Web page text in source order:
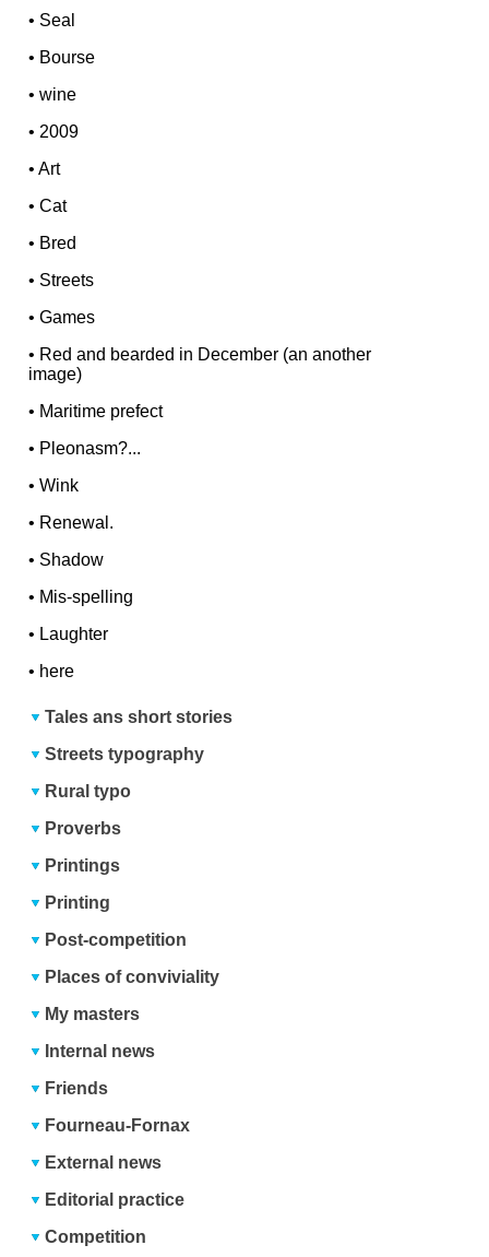
• Seal
• Bourse
•wine
• 2009
•Art
•Cat
• Bred
• Streets
•Games
• Red and bearded in December (an another
image)
• Maritime prefect
• Pleonasm?...
•Wink
• Renewal.
• Shadow
• Mis-spelling
• Laughter
• here
Tales ans short stories
Streets typography
Rural typo
Proverbs
Printings
Printing
Post-competition
Places of conviviality
My masters
Internal news
Friends
Fourneau-Fornax
External news
Editorial practice
Competition